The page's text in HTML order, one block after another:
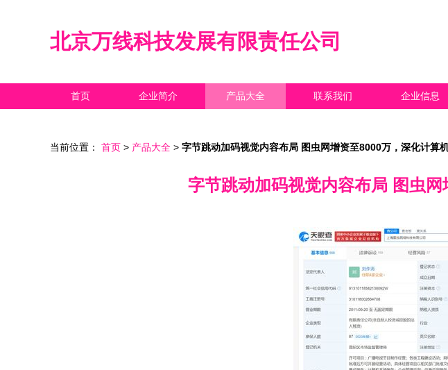
北京万线科技发展有限责任公司
首页 企业简介 产品大全 联系我们 企业信息
当前位置： 首页 > 产品大全 > 字节跳动加码视觉内容布局 图虫网增资至8000万，深化计算
字节跳动加码视觉内容布局 图虫